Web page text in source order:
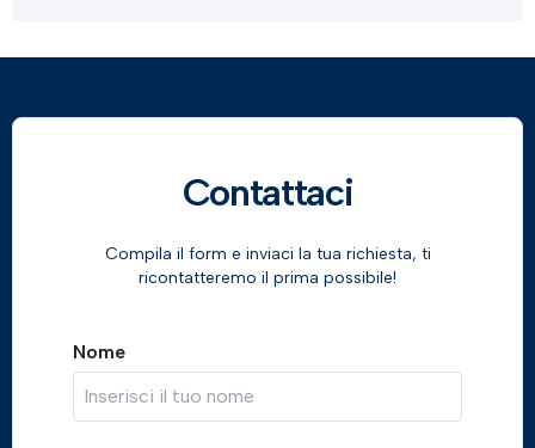
Contattaci
Compila il form e inviaci la tua richiesta, ti
ricontatteremo il prima possibile!
Nome